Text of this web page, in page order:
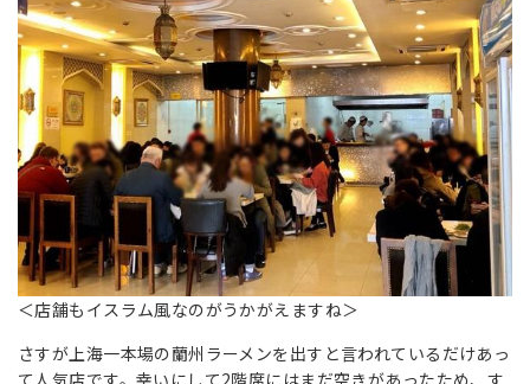
＜店舗もイスラム風なのがうかがえますね＞
さすが上海一本場の蘭州ラーメンを出すと言われているだけあっ